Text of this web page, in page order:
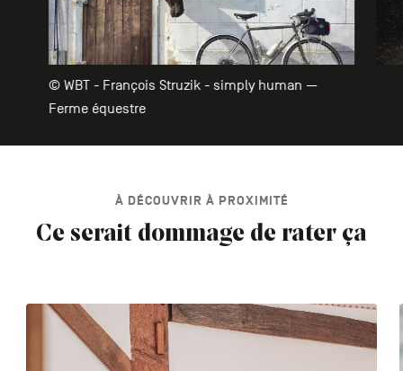
© WBT - François Struzik - simply human —
Ferme équestre
À DÉCOUVRIR À PROXIMITÉ
Ce serait dommage de rater ça